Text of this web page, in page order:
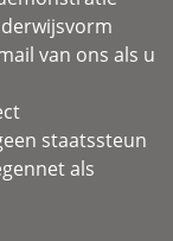
van ons als u
staatssteun
als